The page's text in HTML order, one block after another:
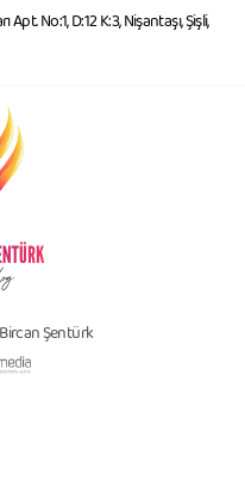
No:1, D:12 K:3, Nişantaşı, Şişli,
Şentürk